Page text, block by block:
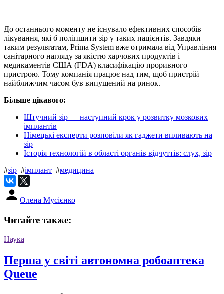
До останнього моменту не існувало ефективних способів
лікування, які б поліпшити зір у таких пацієнтів. Завдяки
таким результатам, Prima System вже отримала від Управління
санітарного нагляду за якістю харчових продуктів і
медикаментів США (FDA) класифікацію проривного
пристрою. Тому компанія працює над тим, щоб пристрій
найближчим часом був випущений на ринок.
Більше цікавого:
Штучний зір — наступний крок у розвитку мозкових
імплантів
Німецькі експерти розповіли як гаджети впливають на
зір
Історія технологій в області органів відчуттів: слух, зір
#зір #імплант #медицина
Олена Мусієнко
Читайте также:
Наука
Перша у світі автономна робоаптека
Queue